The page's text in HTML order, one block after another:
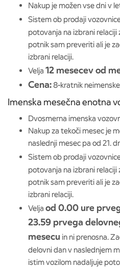
Nakup je možen vse dni v
Sistem ob prodaji
potovanja na izbrani
potnik sam preveriti ali je
izbrani relaciji.
Velja 12 mesecev od
Cena: 8-kratnik
Imenska mesečna enotna
Dvosmerna imenska
Nakup za tekoči mesec je
naslednji mesec pa od 21.
Sistem ob prodaji
potovanja na izbrani
potnik sam preveriti ali je
izbrani relaciji.
Velja od 0.00 ure
23.59 prvega
mesecu in ni prenosna.
delovni dan v naslednjem
istim vozilom nadaljuje